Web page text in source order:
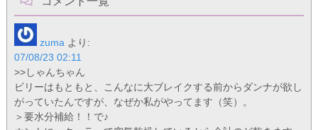
zuma より:
07/08/23 02:11
>>しゃんちゃん
ビリーはもともと、こんなに大ブレイクする前からダンナが欲し
がっていたんですが、なぜか私がやってます（笑）。
＞要水分補給！！で♪